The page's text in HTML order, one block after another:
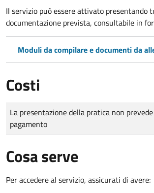
Il servizio può essere attivato presentando
documentazione prevista, consultabile in
Moduli da compilare e documenti da
Costi
Tipo di pagamento
Importo
La presentazione della pratica non
pagamento
Cosa serve
Per accedere al servizio, assicurati di avere: